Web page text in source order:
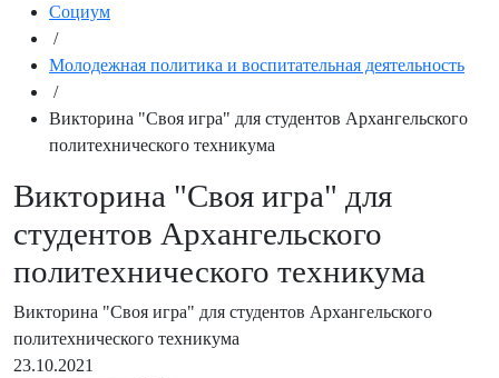
Социум
/
Молодежная политика и воспитательная деятельность
/
Викторина "Своя игра" для студентов Архангельского
политехнического техникума
Викторина "Своя игра" для
студентов Архангельского
политехнического техникума
Викторина "Своя игра" для студентов Архангельского
политехнического техникума
23.10.2021